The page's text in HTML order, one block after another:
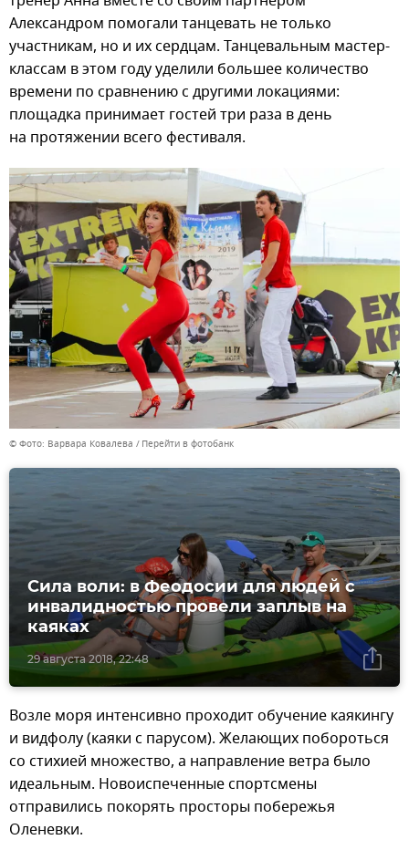
Александром помогали танцевать не только
участникам, но и их сердцам. Танцевальным мастер-
классам в этом году уделили большее количество
времени по сравнению с другими локациями:
площадка принимает гостей три раза в день
на протяжении всего фестиваля.
© Фото: Варвара Ковалева Перейти в фотобанк
29 августа 2018, 22:48
Сила воли: в Феодосии для людей с
инвалидностью провели заплыв на
каяках
Возле моря интенсивно проходит обучение каякингу
и видфолу (каяки с парусом). Желающих побороться
со стихией множество, а направление ветра было
идеальным. Новоиспеченные спортсмены
отправились покорять просторы побережья
Оленевки.